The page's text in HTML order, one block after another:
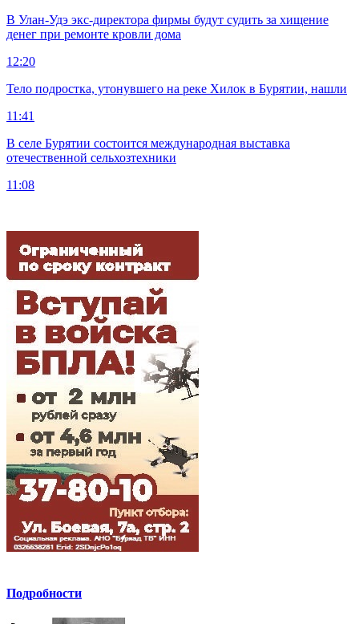
В Улан-Удэ экс-директора фирмы будут судить за хищение
денег при ремонте кровли дома
12:20
Тело подростка, утонувшего на реке Хилок в Бурятии, нашли
11:41
В селе Бурятии состоится международная выставка
отечественной сельхозтехники
11:08
Подробности